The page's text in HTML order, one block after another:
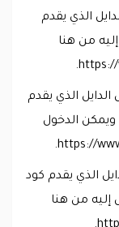
الذي يقدم
من هنا
https://
الذي يقدم
الدخول
الذي يقدم كود
من هنا